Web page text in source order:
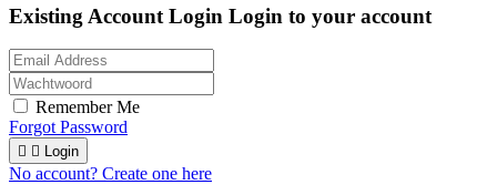
Existing Account Login Login to your account
Remember Me
Forgot Password
  Login
No account? Create one here